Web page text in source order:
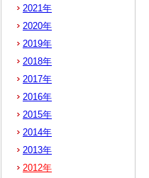
2021年
2020年
2019年
2018年
2017年
2016年
2015年
2014年
2013年
2012年